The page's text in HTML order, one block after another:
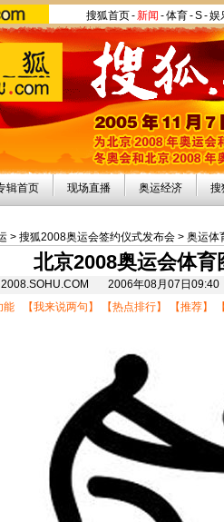
搜狐首页-新闻 -体育-S-娱
辑首页 现场直播 奥运经济 搜
> 搜狐2008奥运会签约仪式发布会 > 奥运体
北京2008奥运会体育
2008.SOHU.COM 2006年08月07日
能 【我来说两句 】 【热点排行】 【推荐】